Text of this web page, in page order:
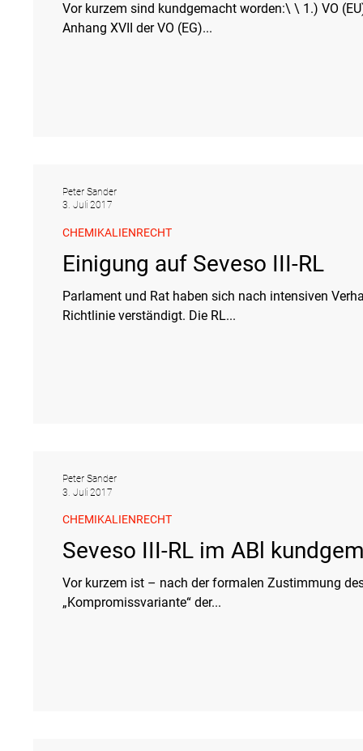
Vor kurzem sind kundgemacht worden:\ \ 1.) VO (EU) 126/2013 der Kommission vom 13. 2. 2013 zur Änderung von
Anhang XVII der VO (EG)...
Einigung auf Seveso III-RL
Parlament und Rat haben sich nach intensiven
Richtlinie verständigt. Die RL...
CHEMIKALIENRECHT
Peter Sander
3. Juli 2017
Seveso III-RL im ABl
Vor kurzem ist – nach der formalen Zustimmung
„Kompromissvariante“ der...
CHEMIKALIENRECHT
Peter Sander
3. Juli 2017